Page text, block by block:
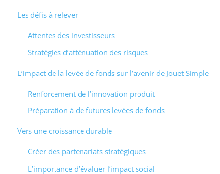
Les défis à relever
Attentes des investisseurs
Stratégies d’atténuation des risques
L’impact de la levée de fonds sur l’avenir de Jouet Simple
Renforcement de l’innovation produit
Préparation à de futures levées de fonds
Vers une croissance durable
Créer des partenariats stratégiques
L’importance d’évaluer l’impact social